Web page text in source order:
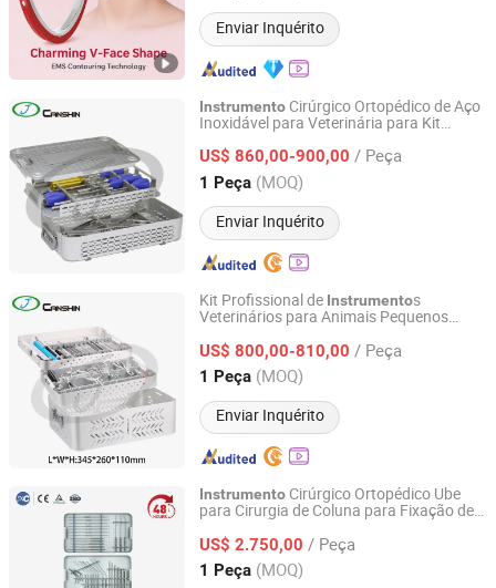
Enviar Inquérito
Instrumento Cirúrgico Ortopédico de Aço
Inoxidável para Veterinária para Kit
Espinhal
US$ 860,00-900,00 / Peça
1 Peça (MOQ)
Enviar Inquérito
Changzhou Canshin Medical Technology Co., Ltd.
Jiangsu, China Desde 2018
Kit Profissional de Instrumentos
Veterinários para Animais Pequenos
US$ 800,00-810,00 / Peça
1 Peça (MOQ)
Enviar Inquérito
Changzhou Canshin Medical Technology Co., Ltd.
Jiangsu, China Desde 2018
Instrumento Cirúrgico Ortopédico Ube
para Cirurgia de Coluna para Fixação de
US$ 2.750,00 / Peça
1 Peça (MOQ)
Xc Technology Co., Ltd.
Jiangsu, China Desde 2025